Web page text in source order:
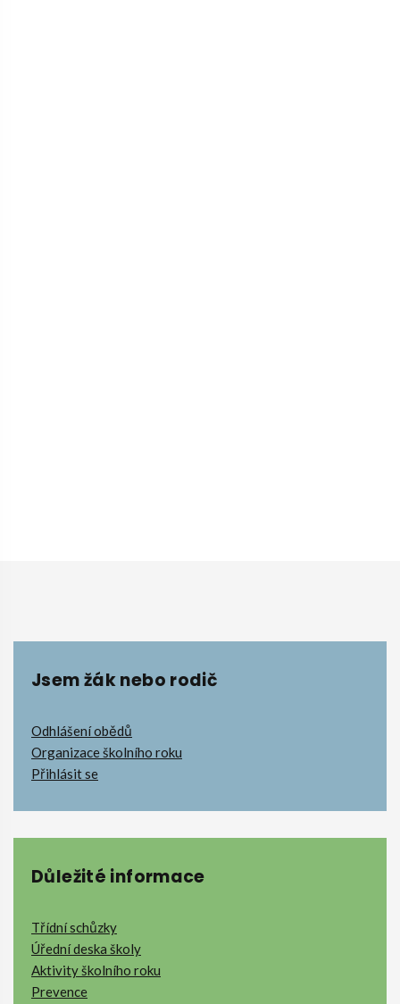
Jsem žák nebo rodič
Odhlášení obědů
Organizace školního roku
Přihlásit se
Důležité informace
Třídní schůzky
Úřední deska školy
Aktivity školního roku
Prevence